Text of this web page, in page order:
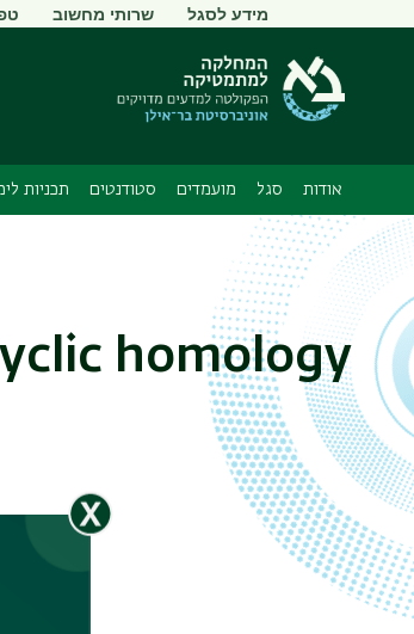
תפריט
משני
מידע לסגל שרותי מחשוב
אודות סגל מועמדים סטודנטים תכניות
homology